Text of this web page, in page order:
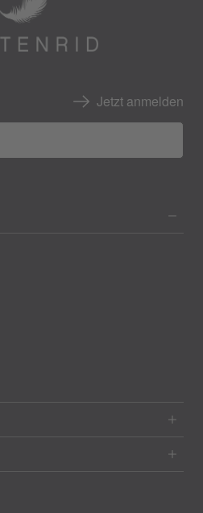
Jetzt anmelden